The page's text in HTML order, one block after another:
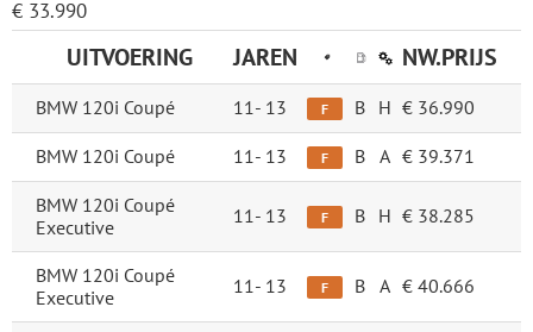
€ 33.990
UITVOERING JAREN NW.PRIJS
BMW 120i Coupé 11- 13 F B H € 36.990
BMW 120i Coupé 11- 13 F B A € 39.371
BMW 120i Coupé
Executive
11- 13 F B H € 38.285
BMW 120i Coupé
Executive
11- 13 F B A € 40.666